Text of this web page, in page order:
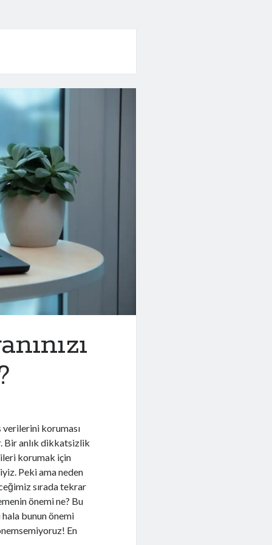
verilerini koruması
Bir anlık dikkatsizlik
korumak için
Peki ama neden
sırada tekrar
önemi ne? Bu
hala bunun önemi
En